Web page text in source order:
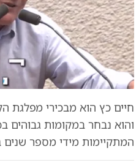
חיים כץ הוא מבכירי מפלגת
והוא נבחר במקומות גבוהים
המתקיימות מידי מספר שנים